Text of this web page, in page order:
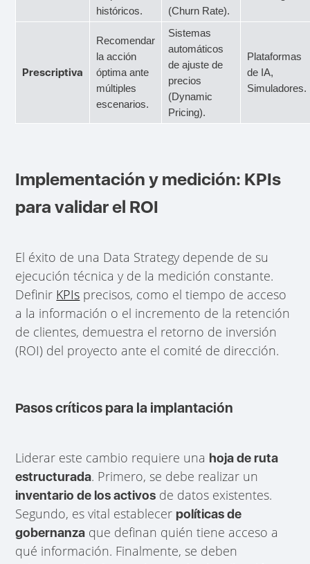
históricos.
(Churn Rate).
Prescriptiva
Recomendar
la acción
óptima ante
múltiples
escenarios.
Sistemas
automáticos
de ajuste de
precios
(Dynamic
Pricing).
Plataformas
de IA,
Simuladores.
Implementación y medición: KPIs
para validar el ROI
El éxito de una Data Strategy depende de su
ejecución técnica y de la medición constante.
Definir KPIs precisos, como el tiempo de acceso
a la información o el incremento de la retención
de clientes, demuestra el retorno de inversión
(ROI) del proyecto ante el comité de dirección.
Pasos críticos para la implantación
Liderar este cambio requiere una hoja de ruta
estructurada. Primero, se debe realizar un
inventario de los activos de datos existentes.
Segundo, es vital establecerpolíticas de
gobernanza que definan quién tiene acceso a
qué información. Finalmente, se deben